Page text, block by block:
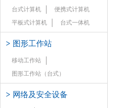
台式计算机
便携式计算机
平板式计算机
台式一体机
> 图形工作站
移动工作站
图形工作站（台式）
> 网络及安全设备